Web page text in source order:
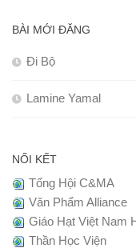
BÀI MỚI ĐĂNG
Đi Bộ
Lamine Yamal
NỐI KẾT
Tổng Hội C&MA
Văn Phẩm Alliance
Giáo Hạt Việt Nam
Thần Học Viện